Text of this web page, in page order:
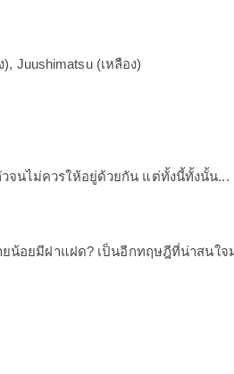
Juushimatsu (เหลือง)
จนไม่ควรให้อยู่ด้วยกัน แต่ทั้งนี้ทั้งนั้น
น้อยมีฝาแฝด? เป็นอีกทฤษฎีที่น่าสนใจ